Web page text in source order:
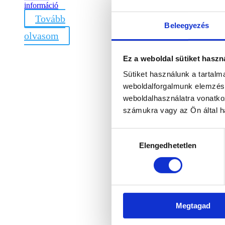
Beleegyezés
Ez a weboldal sütiket
Sütiket használunk a
weboldalforgalmunk
weboldalhasználatra
számukra vagy az Ön által
kiválasztásaElengedhetetlen
Megtagad
was:
4
900 Ft.
információ
Tovább
olvasom